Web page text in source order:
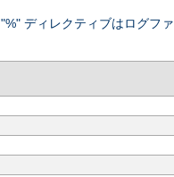
ディレクティブはログフ